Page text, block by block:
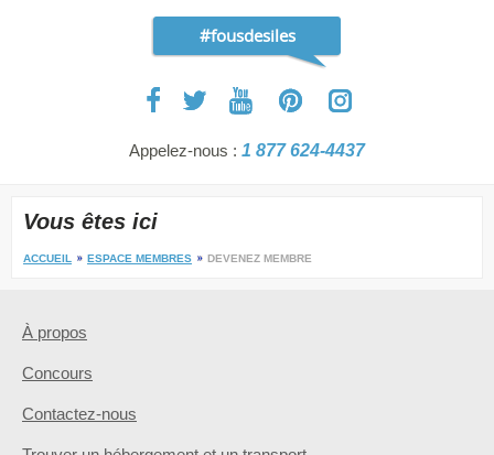
#fousdesiles
Appelez-nous : 1 877 624-4437
Vous êtes ici
ACCUEIL ESPACE MEMBRES DEVENEZ MEMBRE
À propos
Concours
Contactez-nous